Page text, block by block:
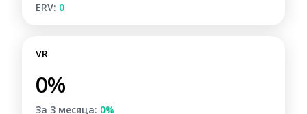
ERV: 0
VR
0%
За 3 месяца: 0%